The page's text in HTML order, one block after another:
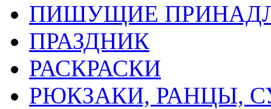
ПИШУЩИЕ
ПРАЗДНИК
РАСКРАСКИ
РЮКЗАКИ, РАНЦЫ,